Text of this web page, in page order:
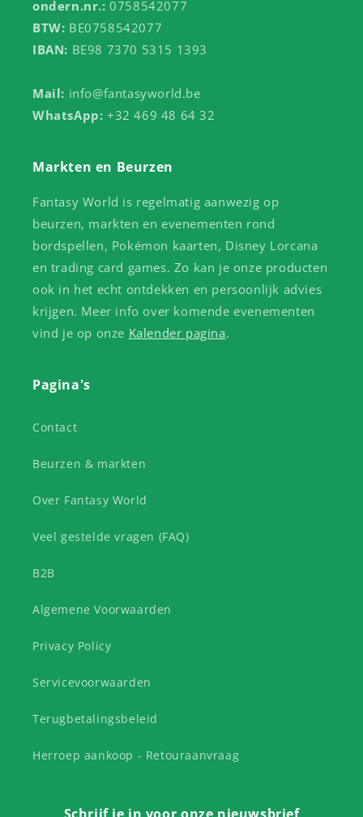
ondern.nr.: 0758542077
BTW: BE0758542077
IBAN: BE98 7370 5315 1393
Mail: info@fantasyworld.be
WhatsApp: +32 469 48 64 32
Markten en Beurzen
Fantasy World is regelmatig aanwezig op
beurzen, markten en evenementen rond
bordspellen, Pokémon kaarten, Disney Lorcana
en trading card games. Zo kan je onze producten
ook in het echt ontdekken en persoonlijk advies
krijgen. Meer info over komende evenementen
vind je op onze Kalender pagina.
Pagina's
Contact
Beurzen & markten
Over Fantasy World
Veel gestelde vragen (FAQ)
B2B
Algemene Voorwaarden
Privacy Policy
Servicevoorwaarden
Terugbetalingsbeleid
Herroep aankoop - Retouraanvraag